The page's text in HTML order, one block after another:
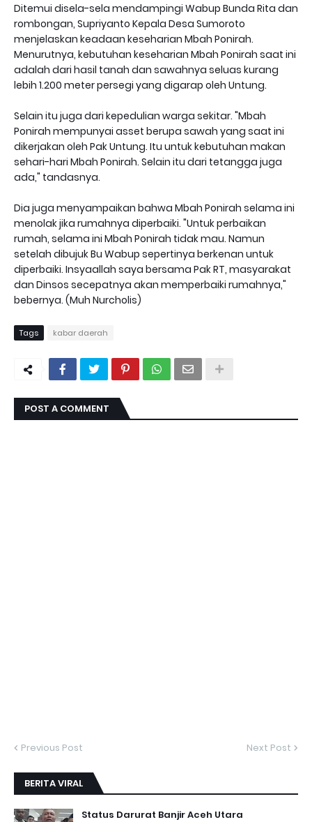
Ditemui disela-sela mendampingi Wabup Bunda Rita dan
rombongan, Supriyanto Kepala Desa Sumoroto
menjelaskan keadaan keseharian Mbah Ponirah.
Menurutnya, kebutuhan keseharian Mbah Ponirah saat ini
adalah dari hasil tanah dan sawahnya seluas kurang
lebih 1.200 meter persegi yang digarap oleh Untung.
Selain itu juga dari kepedulian warga sekitar. "Mbah
Ponirah mempunyai asset berupa sawah yang saat ini
dikerjakan oleh Pak Untung. Itu untuk kebutuhan makan
sehari-hari Mbah Ponirah. Selain itu dari tetangga juga
ada," tandasnya.
Dia juga menyampaikan bahwa Mbah Ponirah selama ini
menolak jika rumahnya diperbaiki. "Untuk perbaikan
rumah, selama ini Mbah Ponirah tidak mau. Namun
setelah dibujuk Bu Wabup sepertinya berkenan untuk
diperbaiki. Insyaallah saya bersama Pak RT, masyarakat
dan Dinsos secepatnya akan memperbaiki rumahnya,"
bebernya. (Muh Nurcholis)
Tags kabar daerah
POST A COMMENT
Previous Post Next Post
BERITA VIRAL
Status Darurat Banjir Aceh Utara